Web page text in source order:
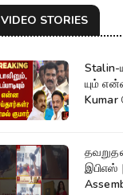
VIDEO STORIES
Stalin-
யும்
Kumar
இபிஎஸ்